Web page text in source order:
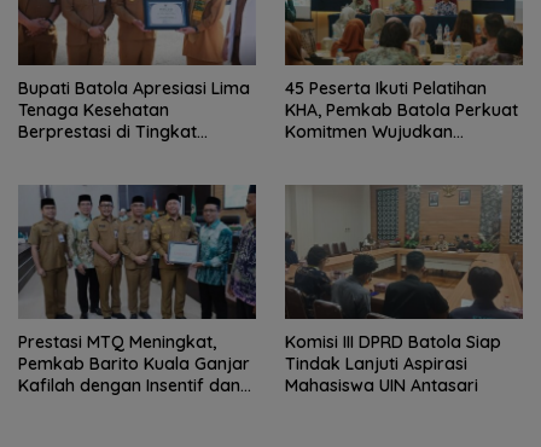
Bupati Batola Apresiasi Lima
Tenaga Kesehatan
Berprestasi di Tingkat
45 Peserta Ikuti Pelatihan
KHA, Pemkab Batola Perkuat
Komitmen Wujudkan
Prestasi MTQ Meningkat,
Pemkab Barito Kuala Ganjar
Kafilah dengan Insentif dan
Komisi III DPRD Batola Siap
Tindak Lanjuti Aspirasi
Mahasiswa UIN Antasari